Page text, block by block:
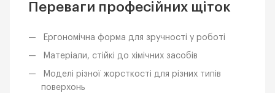
Переваги професійних щіток
Ергономічна форма для зручності у роботі
Матеріали, стійкі до хімічних засобів
Моделі різної жорсткості для різних типів
поверхонь